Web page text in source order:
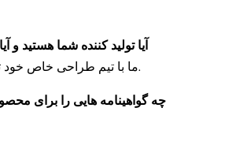
1. آیا تولید کننده شما هستید و
ما با تیم طراحی خاص خود تولید کننده هستیم.
2. چه گواهینامه هایی را برای